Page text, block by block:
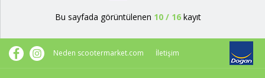
Bu sayfada görüntülenen 10/ 16kayıt
Neden scootermarket.com İletişim